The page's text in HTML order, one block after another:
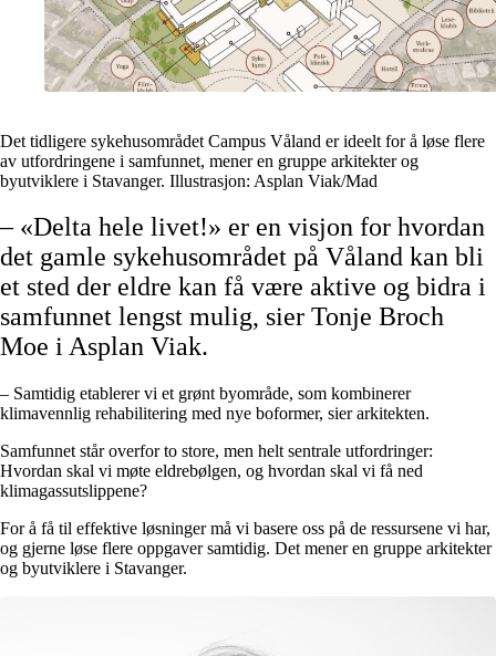
Det tidligere sykehusområdet Campus Våland er ideelt for å løse flere
av utfordringene i samfunnet, mener en gruppe arkitekter og
byutviklere i Stavanger. Illustrasjon: Asplan Viak/Mad
– «Delta hele livet!» er en visjon for hvordan
det gamle sykehusområdet på Våland kan bli
et sted der eldre kan få være aktive og bidra i
samfunnet lengst mulig, sier Tonje Broch
Moe i Asplan Viak.
– Samtidig etablerer vi et grønt byområde, som kombinerer
klimavennlig rehabilitering med nye boformer, sier arkitekten.
Samfunnet står overfor to store, men helt sentrale utfordringer:
Hvordan skal vi møte eldrebølgen, og hvordan skal vi få ned
klimagassutslippene?
For å få til effektive løsninger må vi basere oss på de ressursene vi har,
og gjerne løse flere oppgaver samtidig. Det mener en gruppe arkitekter
og byutviklere i Stavanger.